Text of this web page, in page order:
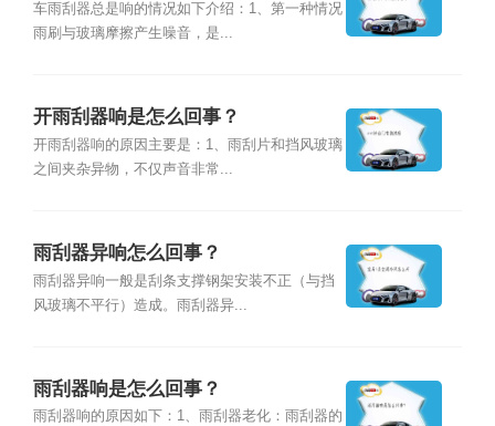
车雨刮器总是响的情况如下介绍：1、第一种情况
雨刷与玻璃摩擦产生噪音，是...
开雨刮器响是怎么回事？
开雨刮器响的原因主要是：1、雨刮片和挡风玻璃
之间夹杂异物，不仅声音非常...
雨刮器异响怎么回事？
雨刮器异响一般是刮条支撑钢架安装不正（与挡
风玻璃不平行）造成。雨刮器异...
雨刮器响是怎么回事？
雨刮器响的原因如下：1、雨刮器老化：雨刮器的